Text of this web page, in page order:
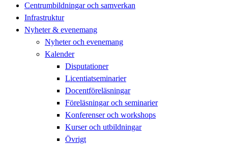
Centrumbildningar och samverkan
Infrastruktur
Nyheter & evenemang
Nyheter och evenemang
Kalender
Disputationer
Licentiatseminarier
Docentföreläsningar
Föreläsningar och seminarier
Konferenser och workshops
Kurser och utbildningar
Övrigt